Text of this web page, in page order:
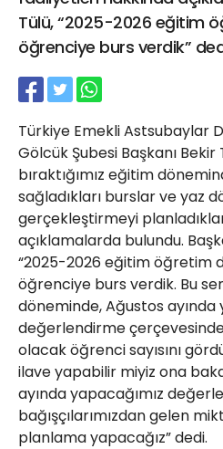
Tülü, “2025-2026 eğitim
öğrenciye burs verdik”
Türkiye Emekli Astsubaylar
Gölcük Şubesi Başkanı Bekir
bıraktığımız eğitim
sağladıkları burslar ve yaz
gerçekleştirmeyi
açıklamalarda bulundu.
“2025-2026 eğitim öğretim
öğrenciye burs verdik. Bu
döneminde, Ağustos ayında
değerlendirme
olacak öğrenci sayısını
ilave yapabilir miyiz ona
ayında yapacağımız
bağışçılarımızdan gelen
planlama yapacağız” dedi.
21 Gölcük